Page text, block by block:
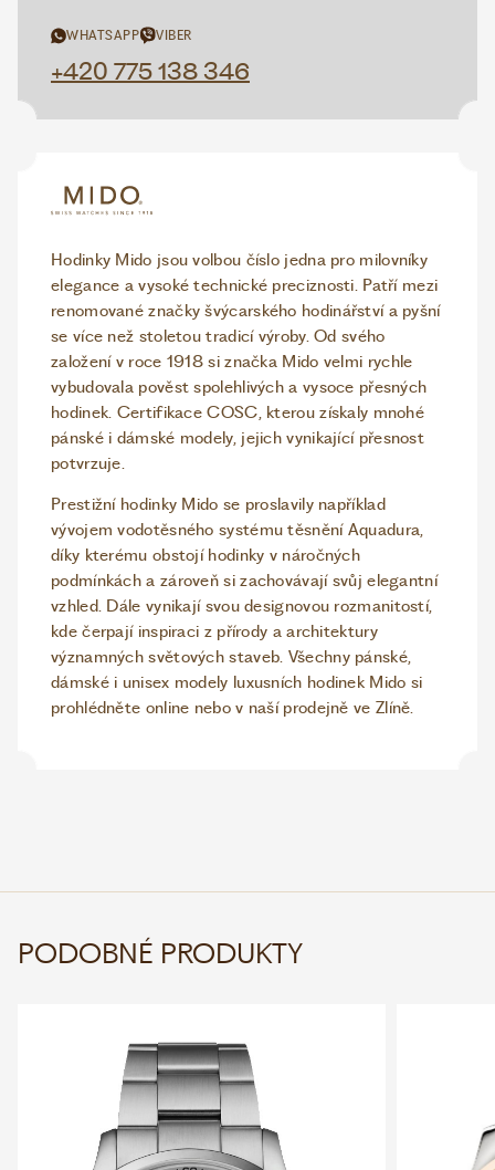
WHATSAPP VIBER
+420 775 138 346
Hodinky Mido jsou volbou číslo jedna pro milovníky
elegance a vysoké technické preciznosti. Patří mezi
renomované značky švýcarského hodinářství a pyšní
se více než stoletou tradicí výroby. Od svého
založení v roce 1918 si značka Mido velmi rychle
vybudovala pověst spolehlivých a vysoce přesných
hodinek. Certifikace COSC, kterou získaly mnohé
pánské i dámské modely, jejich vynikající přesnost
potvrzuje.
Prestižní hodinky Mido se proslavily například
vývojem vodotěsného systému těsnění Aquadura,
díky kterému obstojí hodinky v náročných
podmínkách a zároveň si zachovávají svůj elegantní
vzhled. Dále vynikají svou designovou rozmanitostí,
kde čerpají inspiraci z přírody a architektury
významných světových staveb. Všechny pánské,
dámské i unisex modely luxusních hodinek Mido si
prohlédněte online nebo v naší prodejně ve Zlíně.
PODOBNÉ PRODUKTY